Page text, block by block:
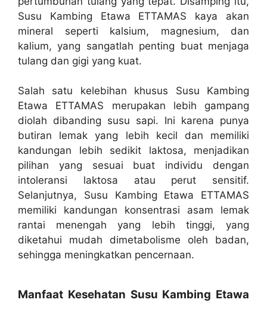
Susu Kambing Etawa ETTAMAS kaya akan
mineral seperti kalsium, magnesium, dan
kalium, yang sangatlah penting buat menjaga
tulang dan gigi yang kuat.
Salah satu kelebihan khusus Susu Kambing
Etawa ETTAMAS merupakan lebih gampang
diolah dibanding susu sapi. Ini karena punya
butiran lemak yang lebih kecil dan memiliki
kandungan lebih sedikit laktosa, menjadikan
pilihan yang sesuai buat individu dengan
intoleransi laktosa atau perut sensitif.
Selanjutnya, Susu Kambing Etawa ETTAMAS
memiliki kandungan konsentrasi asam lemak
rantai menengah yang lebih tinggi, yang
diketahui mudah dimetabolisme oleh badan,
sehingga meningkatkan pencernaan.
Manfaat Kesehatan Susu Kambing Etawa